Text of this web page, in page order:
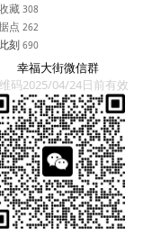
藏 308
点 262
此刻 690
幸福大街微信群
码2025/04/24日前有效